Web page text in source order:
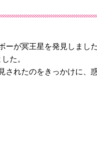
ーが冥王星を発見しました
た。
れたのをきっかけに